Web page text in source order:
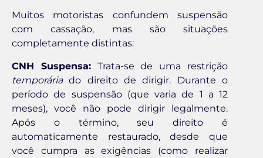
Muitos motoristas confundem suspensão
com cassação, mas são situações
completamente distintas:
CNH Suspensa:Trata-se de uma restrição
temporáriado direito de dirigir. Durante o
período de suspensão (que varia de 1 a 12
meses), você não pode dirigir legalmente.
Após o término, seu direito é
automaticamente restaurado, desde que
você cumpra as exigências (como realizar